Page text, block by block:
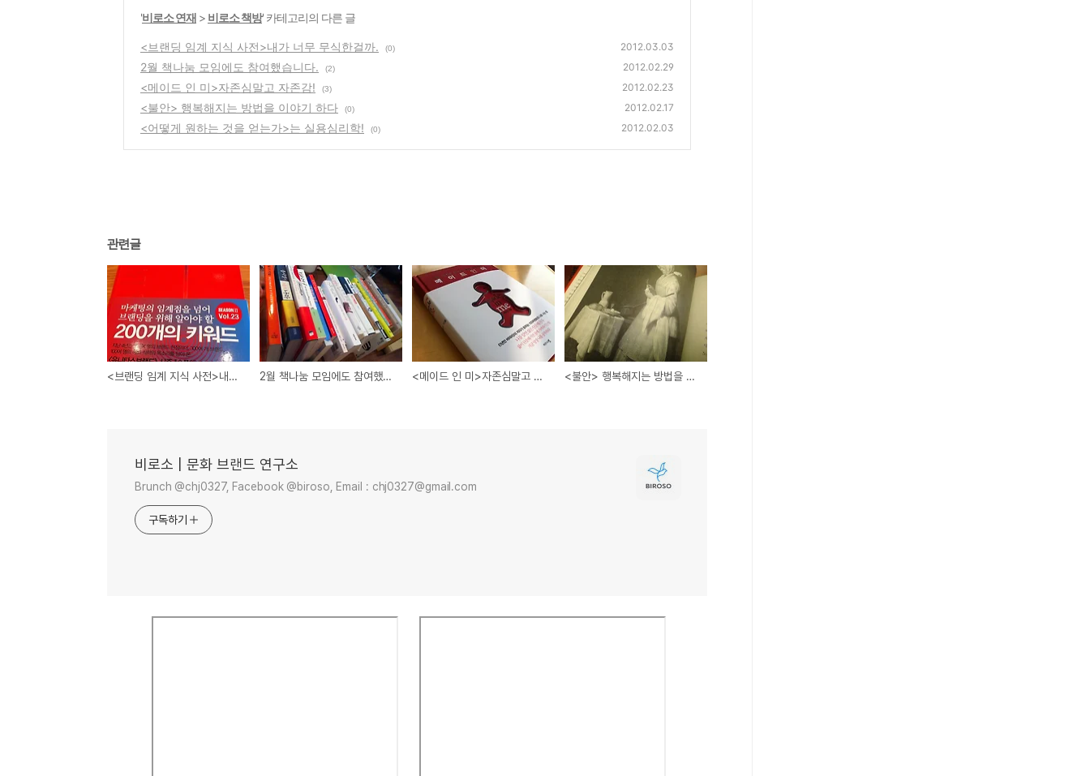
'비로소 연재 > 비로소 책방' 카테고리의 다른 글
<브랜딩 임계 지식 사전>내가 너무 무식한걸까. (0) 2012.03.03
2월 책나눔 모임에도 참여했습니다. (2) 2012.02.29
<메이드 인 미>자존심말고 자존감! (3) 2012.02.23
<불안> 행복해지는 방법을 이야기 하다 (0) 2012.02.17
<어떻게 원하는 것을 얻는가>는 실용심리학! (0) 2012.02.03
관련글
<브랜딩 임계 지식 사전>내가 너무 무식한걸까. 2월 책나눔 모임에도 참여했습니다. <메이드 인 미>자존심말고 자존감! <불안> 행복해지는 방법을 이야기 하다
비로소 | 문화 브랜드 연구소
Brunch @chj0327, Facebook @biroso, Email : chj0327@gmail.com
구독하기